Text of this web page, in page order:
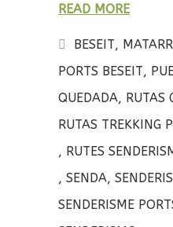
ce
b
o
o
k
it
te
r
p
a
rt
ir
READ MORE
BESEIT,
PORTS BESEIT,
QUEDADA, RUTAS
RUTAS TREKKING
, RUTES
, SENDA,
SENDERISME